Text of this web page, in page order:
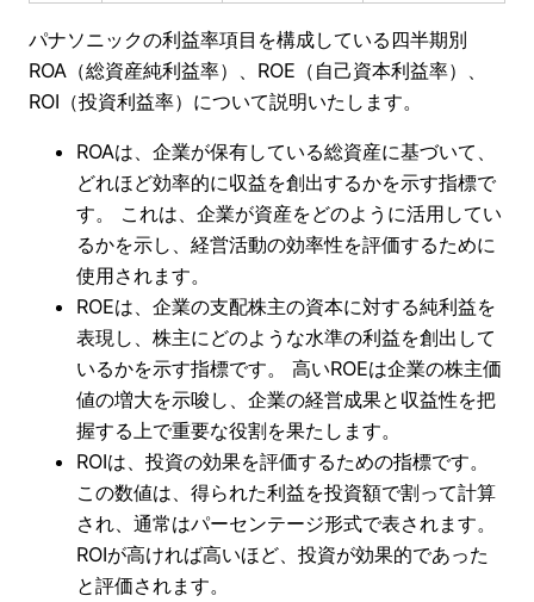
パナソニックの利益率項目を構成している四半期別
ROA（総資産純利益率）、ROE（自己資本利益率）、
ROI（投資利益率）について説明いたします。
ROAは、企業が保有している総資産に基づいて、
どれほど効率的に収益を創出するかを示す指標で
す。 これは、企業が資産をどのように活用してい
るかを示し、経営活動の効率性を評価するために
使用されます。
ROEは、企業の支配株主の資本に対する純利益を
表現し、株主にどのような水準の利益を創出して
いるかを示す指標です。 高いROEは企業の株主価
値の増大を示唆し、企業の経営成果と収益性を把
握する上で重要な役割を果たします。
ROIは、投資の効果を評価するための指標です。
この数値は、得られた利益を投資額で割って計算
され、通常はパーセンテージ形式で表されます。
ROIが高ければ高いほど、投資が効果的であった
と評価されます。